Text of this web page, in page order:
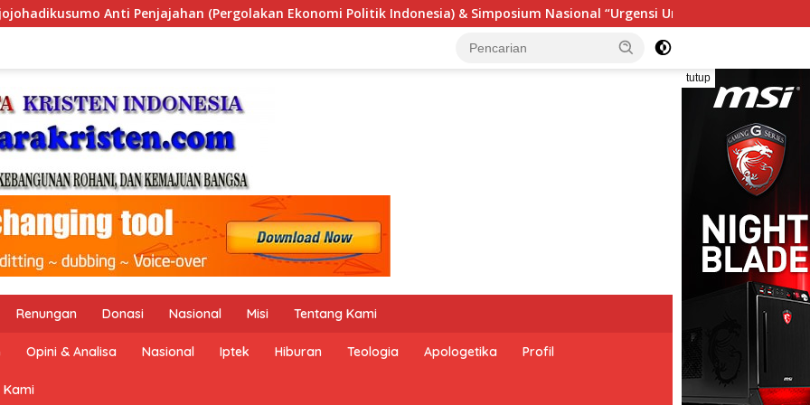
Politik Indonesia) & Simposium Nasional “Urgensi Undang-Undang Perekonomian Nasional dan Kesejahteraan Sosial
tutup
Renungan Donasi Nasional Misi Tentang Kami
Opini & Analisa Nasional Iptek Hiburan Teologia Apologetika Profil
Kami